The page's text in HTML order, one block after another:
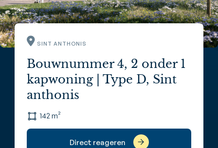
SINT ANTHONIS
Bouwnummer 4, 2 onder 1
kapwoning | Type D, Sint
anthonis
142 m²
Direct reageren